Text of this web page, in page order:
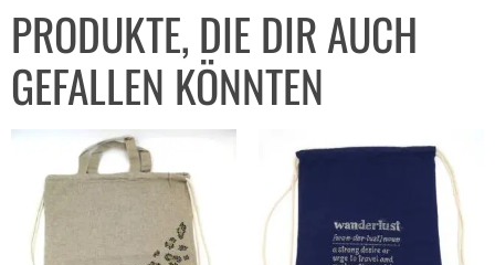
PRODUKTE, DIE DIR AUCH
GEFALLEN KÖNNTEN